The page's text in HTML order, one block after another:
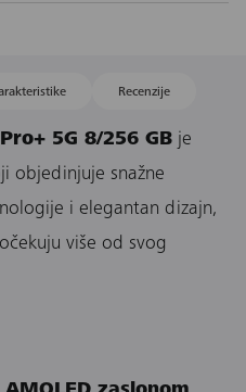
Recenzije
5G 8/256 GB je
objedinjuje snažne
i elegantan dizajn,
više od svog